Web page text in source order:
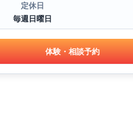
定休日
毎週日曜日
体験・相談予約